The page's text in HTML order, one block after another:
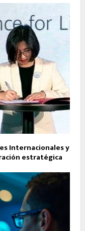
Internacionales y
estratégica